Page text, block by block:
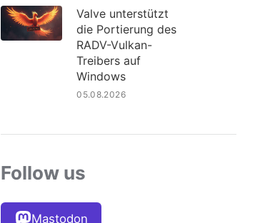
Valve unterstützt
die Portierung des
RADV-Vulkan-
Treibers auf
Windows
05.08.2026
Follow us
Mastodon